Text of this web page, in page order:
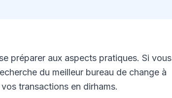
préparer aux aspects pratiques. Si vous
du meilleur bureau de change à
transactions en dirhams.